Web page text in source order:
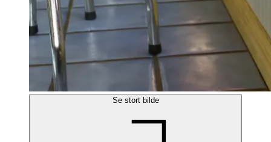
Se stort bilde